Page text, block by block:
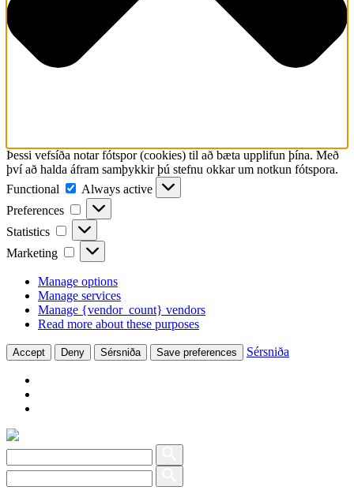
Þessi vefsíða notar fótspor (cookies) til að bæta upplifun þína. Með
því að halda áfram samþykkir þú stefnu okkar um notkun fótspora.
Functional
Functional
Always active
Preferences
Preferences
Statistics Statistics
Marketing Marketing
Manage options
Manage services
Manage {vendor_count} vendors
Read more about these purposes
Accept Deny Sérsniða Save preferences Sérsniða